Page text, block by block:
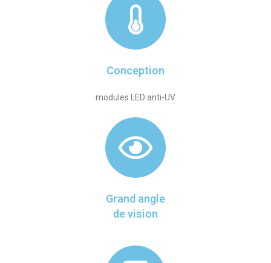
Conception
modules LED anti-UV
Grand angle
de vision